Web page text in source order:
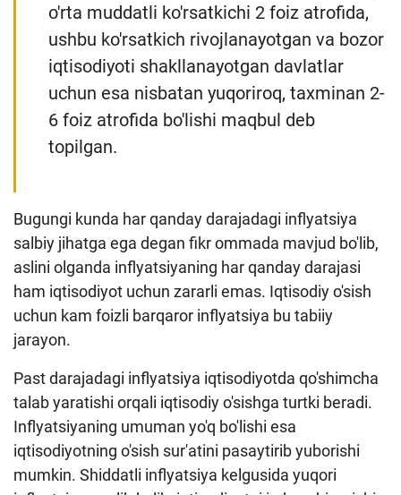
o'rta muddatli ko'rsatkichi 2 foiz atrofida,
ushbu ko'rsatkich rivojlanayotgan va bozor
iqtisodiyoti shakllanayotgan davlatlar
uchun esa nisbatan yuqoriroq, taxminan 2-
6 foiz atrofida bo'lishi maqbul deb
topilgan.
Bugungi kunda har qanday darajadagi inflyatsiya
salbiy jihatga ega degan fikr ommada mavjud bo'lib,
aslini olganda inflyatsiyaning har qanday darajasi
ham iqtisodiyot uchun zararli emas. Iqtisodiy o'sish
uchun kam foizli barqaror inflyatsiya bu tabiiy
jarayon.
Past darajadagi inflyatsiya iqtisodiyotda qo'shimcha
talab yaratishi orqali iqtisodiy o'sishga turtki beradi.
Inflyatsiyaning umuman yo'q bo'lishi esa
iqtisodiyotning o'sish sur'atini pasaytirib yuborishi
mumkin. Shiddatli inflyatsiya kelgusida yuqori